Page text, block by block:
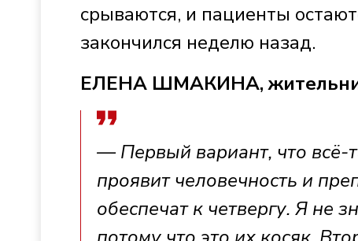
срываются, и пациенты
закончился неделю назад.
ЕЛЕНА ШМАКИНА,
— Первый вариант, что всё-
проявит человечность и
обеспечат к четвергу. Я не